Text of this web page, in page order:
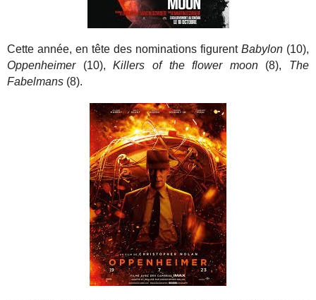
Cette année, en tête des nominations figurent Babylon(10),
Oppenheimer (10),Killers of the flower moon(8), The
Fabelmans (8).